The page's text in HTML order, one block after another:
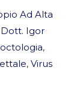
Ad Alta
Dott. Igor
,
, Virus